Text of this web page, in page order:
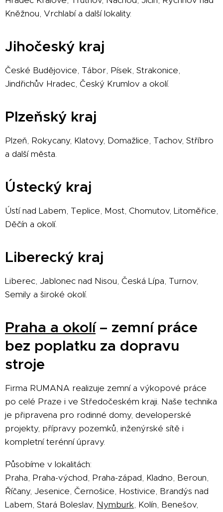
Kněžnou, Vrchlabí a další lokality.
Jihočeský kraj
České Budějovice, Tábor, Písek, Strakonice,
Jindřichův Hradec, Český Krumlov a okolí.
Plzeňský kraj
Plzeň, Rokycany, Klatovy, Domažlice, Tachov, Stříbro
a další města.
Ústecký kraj
Ústí nad Labem, Teplice, Most, Chomutov, Litoměřice,
Děčín a okolí.
Liberecký kraj
Liberec, Jablonec nad Nisou, Česká Lípa, Turnov,
Semily a široké okolí.
Praha a okolí– zemní práce
bez poplatku za dopravu
stroje
Firma RUMANA realizuje zemní a výkopové práce
po celé Praze i ve Středočeském kraji. Naše technika
je připravena pro rodinné domy, developerské
projekty, přípravy pozemků, inženýrské sítě i
kompletní terénní úpravy.
Působíme v lokalitách:
Praha, Praha-východ, Praha-západ, Kladno, Beroun,
Říčany, Jesenice, Černošice, Hostivice, Brandýs nad
Labem, Stará Boleslav, Nymburk, Kolín, Benešov,